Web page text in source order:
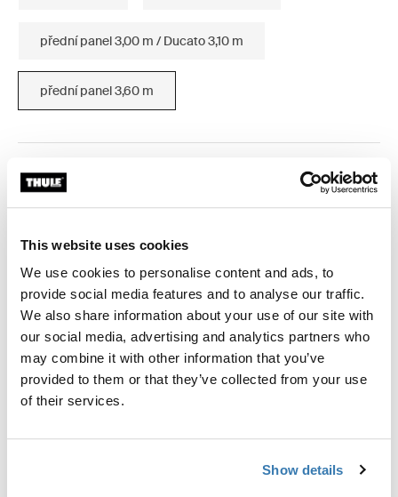
This website uses cookies
We use cookies to personalise content and ads, to
provide social media features and to analyse our traffic.
We also share information about your use of our site with
our social media, advertising and analytics partners who
may combine it with other information that you’ve
provided to them or that they’ve collected from your use
of their services.
Show details
přední panel 3,00 m / Ducato 3,10 m
přední panel 3,60 m
Záruka Thule
Zipovací moskytiéra, která udržuje špínu a škůdce
mimo váš stan.